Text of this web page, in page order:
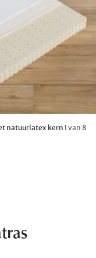
natuurlatex kern1 van 8